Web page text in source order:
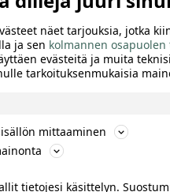
painonpudotus ja
näet tarjouksia, jotka
ja sen kolmannen
evästeitä ja muita
tarkoituksenmukaisia
mittaaminen
tietojesi käsittelyn.